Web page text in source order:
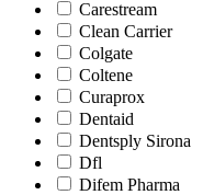
Carestream
Clean Carrier
Colgate
Coltene
Curaprox
Dentaid
Dentsply Sirona
Dfl
Difem Pharma